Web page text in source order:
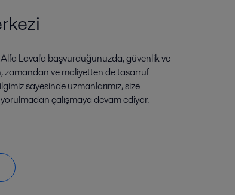
Laval'a başvurduğunuzda, güvenlik ve
zamandan ve maliyetten de tasarruf
sayesinde uzmanlarımız, size
çalışmaya devam ediyor.